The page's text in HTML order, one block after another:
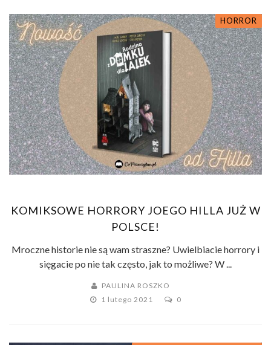
HORROR
KOMIKSOWE HORRORY JOEGO HILLA JUŻ W
POLSCE!
Mroczne historie nie są wam straszne? Uwielbiacie horrory i
sięgacie po nie tak często, jak to możliwe? W ...
PAULINA ROSZKO
1 lutego 2021
0